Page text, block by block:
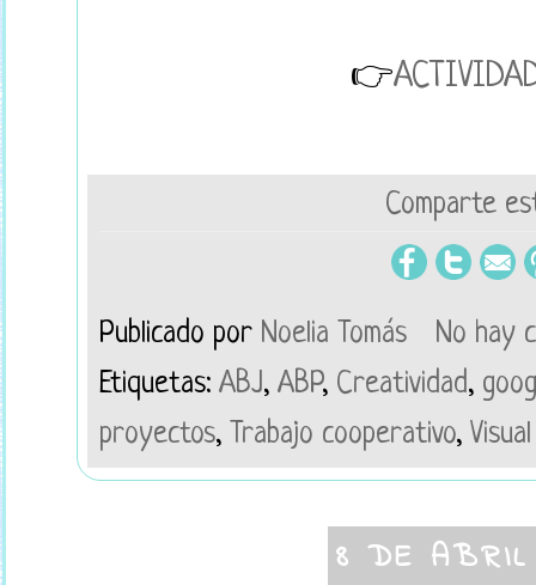
👉
Comparte
Publicado por Noelia Tomás
No hay
Etiquetas: ABJ, ABP, Creatividad,
proyectos, Trabajo cooperativo,
8 DE